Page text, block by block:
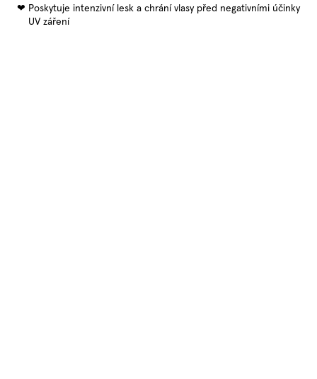
Poskytuje intenzivní lesk a chrání vlasy před negativními účinky
UV záření